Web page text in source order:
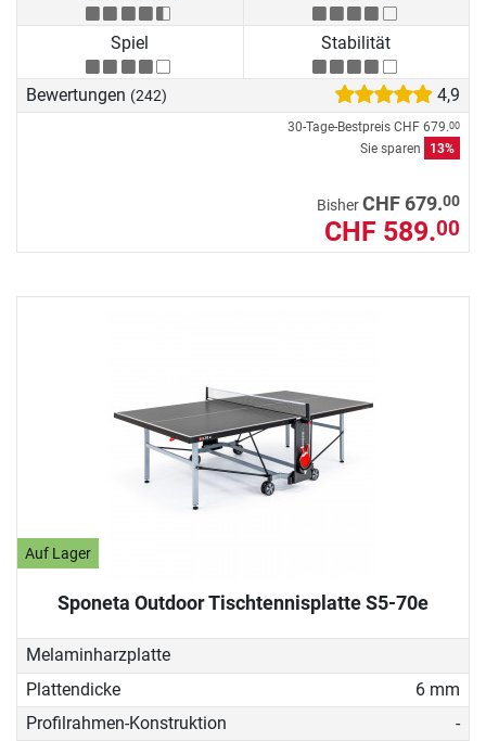
Spiel Stabilität
Bewertungen (242) 4,9
30-Tage-Bestpreis CHF 679.00
Sie sparen 13%
BisherCHF 679.00
CHF 589.00
Auf Lager
Sponeta Outdoor Tischtennisplatte S5-70e
Melaminharzplatte
Plattendicke
6 mm
Profilrahmen-Konstruktion
-